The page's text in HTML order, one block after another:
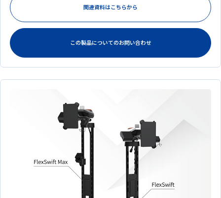
関連資料はこちらから
この製品についてのお問い合わせ